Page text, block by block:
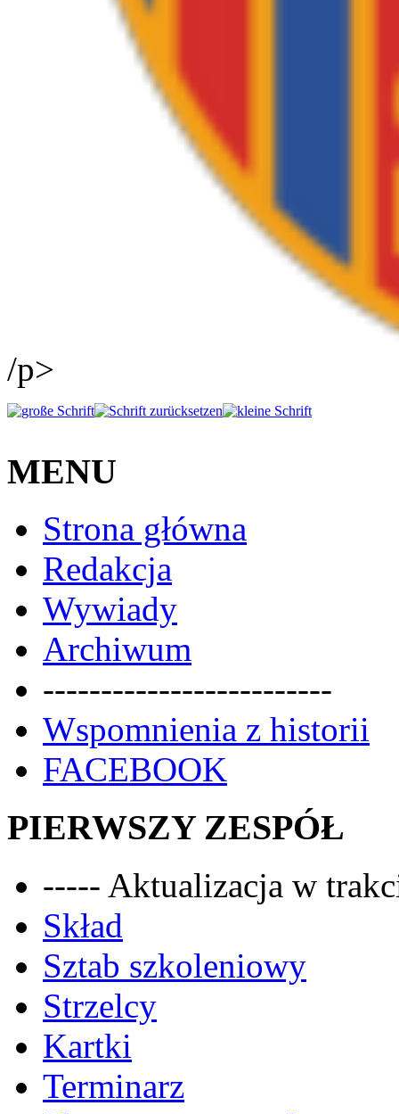
/p>
MENU
Strona główna
Redakcja
Wywiady
Archiwum
-------------------------
Wspomnienia z historii
FACEBOOK
PIERWSZY ZESPÓŁ
----- Aktualizacja w
Skład
Sztab szkoleniowy
Strzelcy
Kartki
Terminarz